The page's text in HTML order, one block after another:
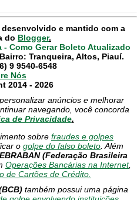
e mantido com a
do Blogger.
- Como Gerar Boleto Atualizado
Tranqueira, Altos, Piauí.
9 9540-6548
Nós
2014 - 2026
anúncios e melhorar
navegando, você concorda
de Privacidade.
sobre fraudes e golpes
o golpe do falso boleto . Além
(Federação Brasileira
Operações Bancárias na Internet,
de Cartões de Crédito.
também possui uma página